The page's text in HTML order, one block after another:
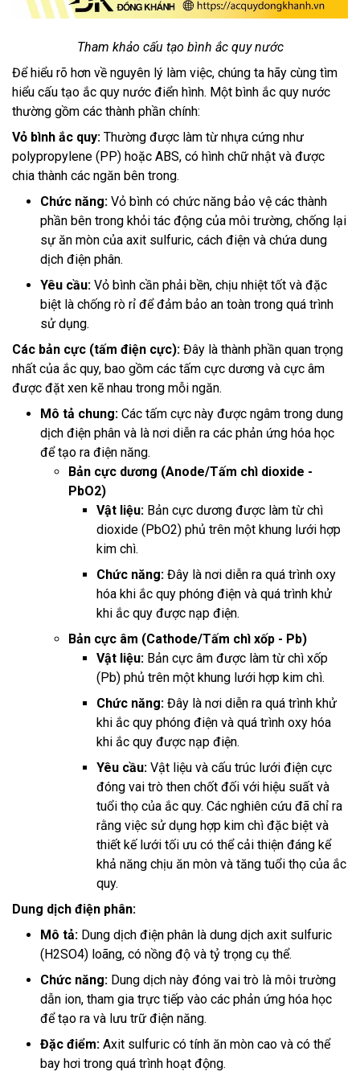
Tham khảo cấu tạo bình ắc quy nước
Để hiểu rõ hơn về nguyên lý làm việc, chúng ta hãy cùng tìm
hiểu cấu tạo ắc quy nước điển hình. Một bình ắc quy nước
thường gồm các thành phần chính:
Vỏ bình ắc quy: Thường được làm từ nhựa cứng như
polypropylene (PP) hoặc ABS, có hình chữ nhật và được
chia thành các ngăn bên trong.
Chức năng: Vỏ bình có chức năng bảo vệ các thành
phần bên trong khỏi tác động của môi trường, chống lại
sự ăn mòn của axit sulfuric, cách điện và chứa dung
dịch điện phân.
Yêu cầu: Vỏ bình cần phải bền, chịu nhiệt tốt và đặc
biệt là chống rò rỉ để đảm bảo an toàn trong quá trình
sử dụng.
Các bản cực (tấm điện cực): Đây là thành phần quan trọng
nhất của ắc quy, bao gồm các tấm cực dương và cực âm
được đặt xen kẽ nhau trong mỗi ngăn.
Mô tả chung: Các tấm cực này được ngâm trong dung
dịch điện phân và là nơi diễn ra các phản ứng hóa học
để tạo ra điện năng.
Bản cực dương (Anode/Tấm chì dioxide -
PbO2)
Vật liệu: Bản cực dương được làm từ chì
dioxide (PbO2) phủ trên một khung lưới hợp
kim chì.
Chức năng: Đây là nơi diễn ra quá trình oxy
hóa khi ắc quy phóng điện và quá trình khử
khi ắc quy được nạp điện.
Bản cực âm (Cathode/Tấm chì xốp - Pb)
Vật liệu: Bản cực âm được làm từ chì xốp
(Pb) phủ trên một khung lưới hợp kim chì.
Chức năng: Đây là nơi diễn ra quá trình khử
khi ắc quy phóng điện và quá trình oxy hóa
khi ắc quy được nạp điện.
Yêu cầu: Vật liệu và cấu trúc lưới điện cực
đóng vai trò then chốt đối với hiệu suất và
tuổi thọ của ắc quy. Các nghiên cứu đã chỉ ra
rằng việc sử dụng hợp kim chì đặc biệt và
thiết kế lưới tối ưu có thể cải thiện đáng kể
khả năng chịu ăn mòn và tăng tuổi thọ của ắc
quy.
Dung dịch điện phân:
Mô tả: Dung dịch điện phân là dung dịch axit sulfuric
(H2SO4) loãng, có nồng độ và tỷ trọng cụ thể.
Chức năng: Dung dịch này đóng vai trò là môi trường
dẫn ion, tham gia trực tiếp vào các phản ứng hóa học
để tạo ra và lưu trữ điện năng.
Đặc điểm: Axit sulfuric có tính ăn mòn cao và có thể
bay hơi trong quá trình hoạt động.